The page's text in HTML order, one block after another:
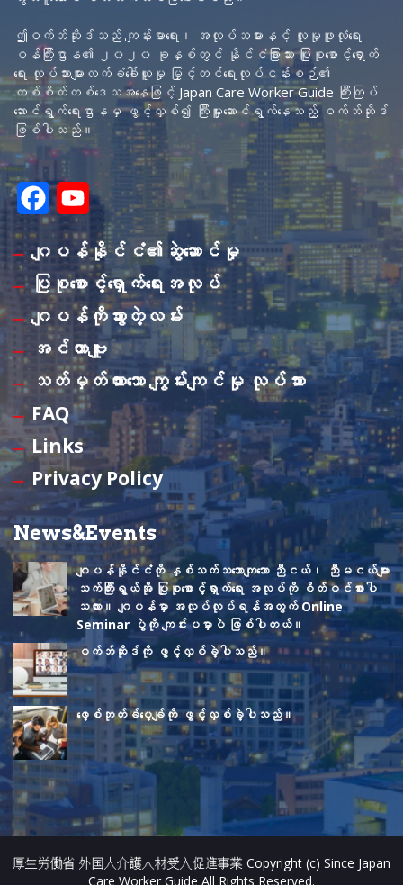
ဤဝက်ဘ်ဆိုဒ်သည် ကျန်းမာရေး၊ အလုပ်သမားနှင့် လူမှုဖူလုံရေး
ဝန်ကြီးဌာန၏ ၂၀၂၀ ခုနှစ်တွင် နိုင်ငံခြားသား ပြုစုစောင့်ရှောက်
ရေး လုပ်သားများလက်ခံခေါ်ယူမှု မြှင့်တင်ရေးလုပ်ငန်းစဉ်၏
တစ်စိတ်တစ်ဒေသအနေဖြင့် Japan Care Worker Guide ကြီးကြပ်
ဆောင်ရွက်ရေးဌာနမှ ဖွင့်လှစ်၍ ကြီးမှူးဆောင်ရွက်နေသည့် ဝက်ဘ်ဆိုဒ်
ဖြစ်ပါသည်။
F
a
c
e
b
o
o
k
Y
u
u
b
e
C
h
a
n
e
l
ဂျပန်နိုင်ငံ၏ဆွဲဆောင်မှု
ပြုစုစောင့်ရှောက်ရေးအလုပ်
ဂျပန်ကိုသွားတဲ့လမ်း
အင်တာဗျူး
သတ်မှတ်ထားသော ကျွမ်းကျင်မှု လုပ်သား
FAQ
Links
Privacy Policy
News&Events
ဂျပန်နိုင်ငံကို နှစ်သက်သဘောကျသော ညီငယ်၊ ညီမငယ်များ
သက်ကြီးရွယ်အို ပြုစုစောင့်ရှာက်ရေး အလုပ်ကို စိတ်ဝင်စားပါ
သလား။ ဂျပန်မှာ အလုပ်လုပ်ရန်အတွက် Online
Seminar ပွဲကို ကျင်းပမှာပဲဲ ဖြစ်ပါတယ်။
ဝက်ဘ်ဆိုဒ်ကို ဖွင့်လှစ်ခဲ့ပါသည်။
ဖေ့စ်ဘုတ်ခ်ပေ့ချ်ကို ဖွင့်လှစ်ခဲ့ပါသည်။
厚生労働省 外国人介護人材受入促進事業 Copyright (c) Since Japan
Care Worker Guide All Rights Reserved.